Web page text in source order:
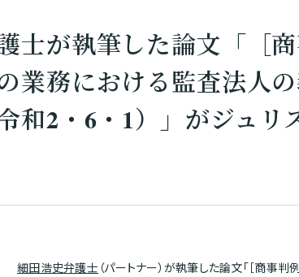
士が執筆した論文「［
業務における監査法人の
和2・6・1）」がジュ
細田浩史弁護士 （パートナー）が執筆した論文「［商事